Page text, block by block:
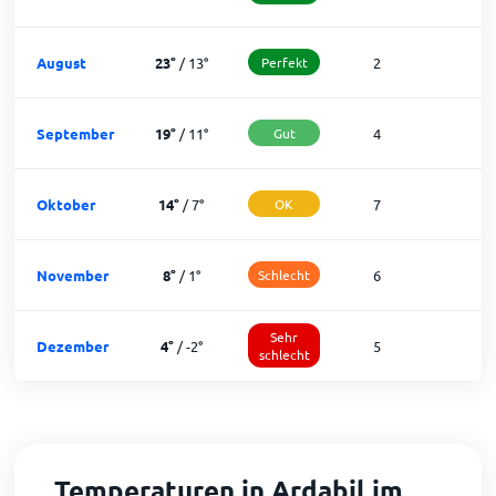
August 23°/13° Perfekt 2
September 19°/11° Gut 4
Oktober 14° /7° OK 7
November 8°/1° Schlecht 6
Dezember 4°/-2°
Sehr
schlecht
5